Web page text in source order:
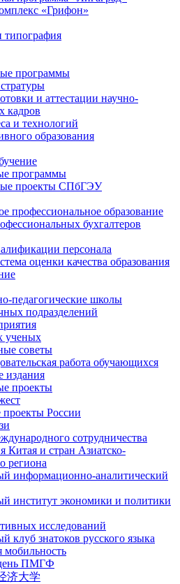
«Грифон»
типография
программы
и аттестации научно-
кадров
и технологий
образования
программы
проекты СПбГЭУ
профессиональное образование
бухгалтеров
персонала
оценки качества образования
педагогические школы
подразделений
ученых
советы
работа обучающихся
издания
проекты
России
сотрудничества
Китая и стран Азиатско-
региона
информационно-аналитический
институт экономики и политики
исследований
клуб знатоков русского языка
мобильность
ПМГФ
济大学